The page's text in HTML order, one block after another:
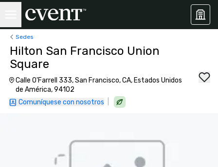
Sedes
Hilton San Francisco Union
Square
Calle O'Farrell 333, San Francisco, CA, Estados Unidos
de América, 94102
Comuníquese con nosotros